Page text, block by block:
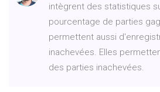
intègrent des statistiques
pourcentage de parties
permettent aussi
inachevées. Elles
des parties inachevées.